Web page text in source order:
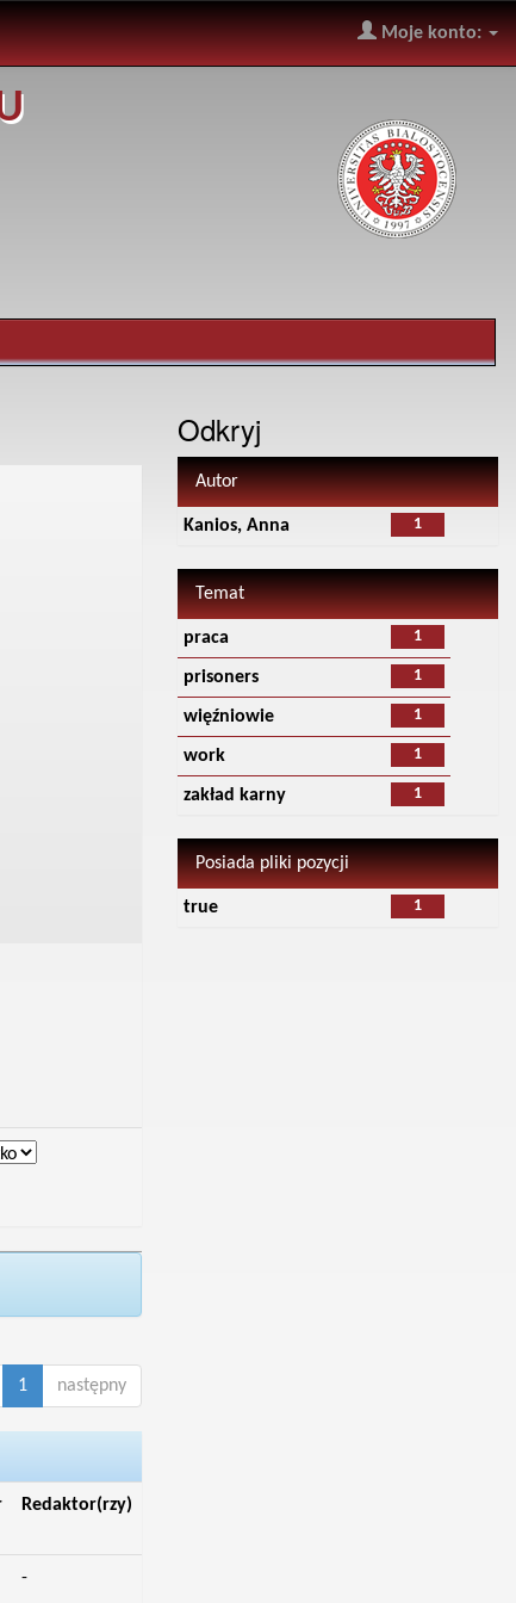
Moje konto:
1 następny
Redaktor(rzy)
-
Odkryj
Autor
1
Kanios, Anna
Temat
1
praca
1
prisoners
1
więźniowie
1
work
1
zakład karny
Posiada pliki pozycji
1
true